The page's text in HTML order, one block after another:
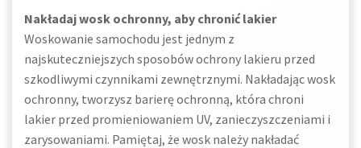
Nakładaj wosk ochronny, aby chronić lakier
Woskowanie samochodu jest jednym z
najskuteczniejszych sposobów ochrony lakieru przed
szkodliwymi czynnikami zewnętrznymi. Nakładając wosk
ochronny, tworzysz barierę ochronną, która chroni
lakier przed promieniowaniem UV, zanieczyszczeniami i
zarysowaniami. Pamiętaj, że wosk należy nakładać